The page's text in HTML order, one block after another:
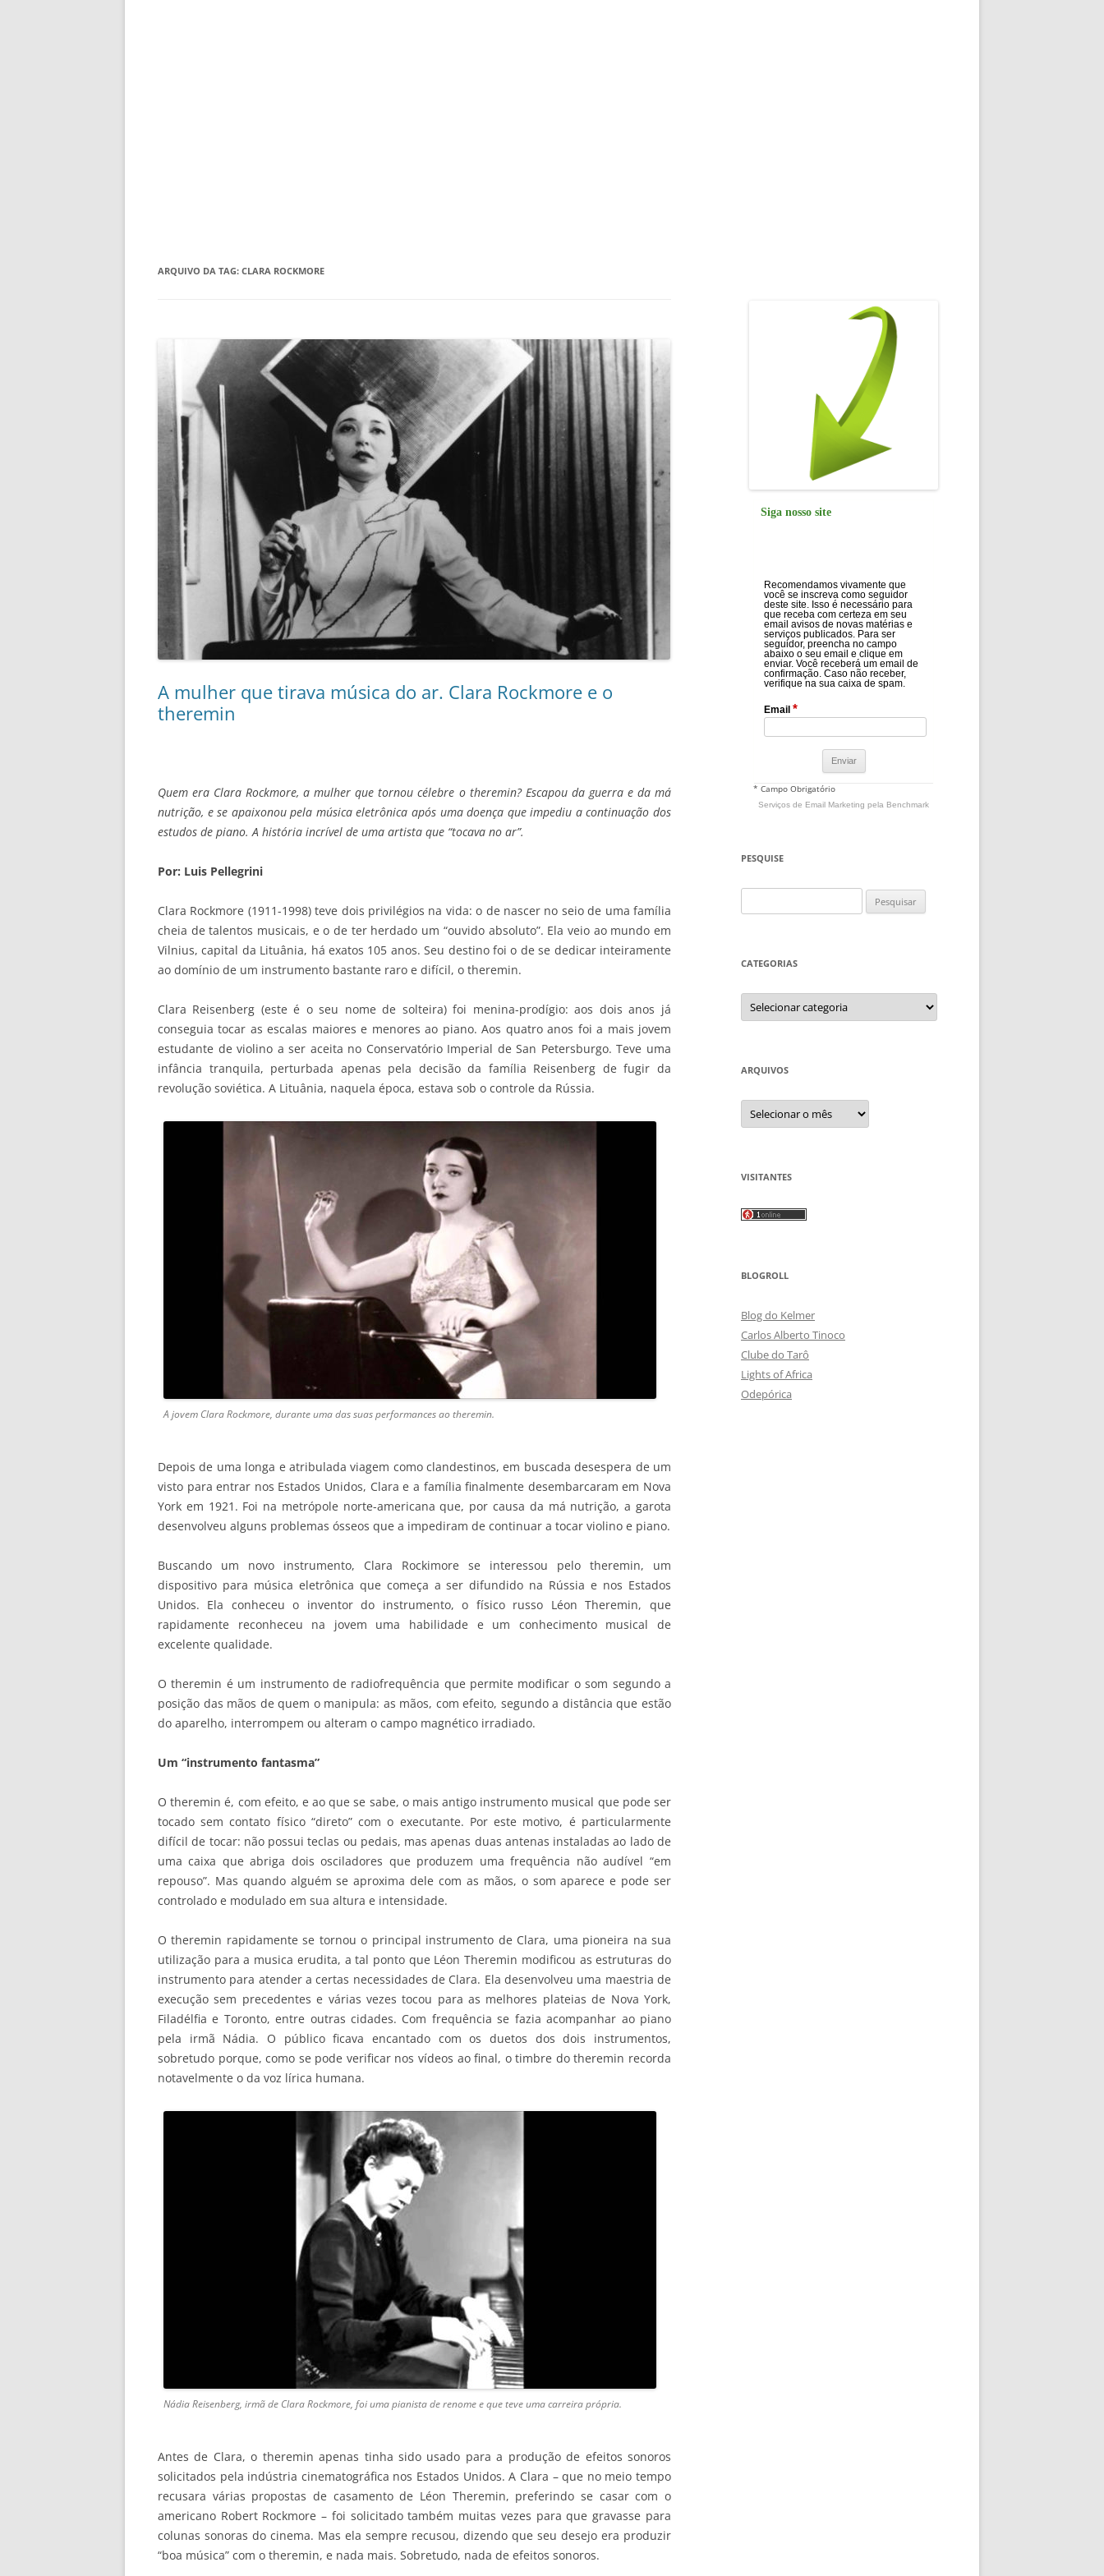
ARQUIVO DA TAG: CLARA ROCKMORE
A mulher que tirava música do ar. Clara Rockmore e o
theremin
Quem era Clara Rockmore, a mulher que tornou célebre o theremin? Escapou da guerra e da má
nutrição, e se apaixonou pela música eletrônica após uma doença que impediu a continuação dos
estudos de piano. A história incrível de uma artista que “tocava no ar”.
Por: Luis Pellegrini
Clara Rockmore (1911-1998) teve dois privilégios na vida: o de nascer no seio de uma família
cheia de talentos musicais, e o de ter herdado um “ouvido absoluto”. Ela veio ao mundo em
Vilnius, capital da Lituânia, há exatos 105 anos. Seu destino foi o de se dedicar inteiramente
ao domínio de um instrumento bastante raro e difícil, o theremin.
Clara Reisenberg (este é o seu nome de solteira) foi menina-prodígio: aos dois anos já
conseguia tocar as escalas maiores e menores ao piano. Aos quatro anos foi a mais jovem
estudante de violino a ser aceita no Conservatório Imperial de San Petersburgo. Teve uma
infância tranquila, perturbada apenas pela decisão da família Reisenberg de fugir da
revolução soviética. A Lituânia, naquela época, estava sob o controle da Rússia.
A jovem Clara Rockmore, durante uma das suas performances ao theremin.
Depois de uma longa e atribulada viagem como clandestinos, em buscada desespera de um
visto para entrar nos Estados Unidos, Clara e a família finalmente desembarcaram em Nova
York em 1921. Foi na metrópole norte-americana que, por causa da má nutrição, a garota
desenvolveu alguns problemas ósseos que a impediram de continuar a tocar violino e piano.
Buscando um novo instrumento, Clara Rockimore se interessou pelo theremin, um
dispositivo para música eletrônica que começa a ser difundido na Rússia e nos Estados
Unidos. Ela conheceu o inventor do instrumento, o físico russo Léon Theremin, que
rapidamente reconheceu na jovem uma habilidade e um conhecimento musical de
excelente qualidade.
O theremin é um instrumento de radiofrequência que permite modificar o som segundo a
posição das mãos de quem o manipula: as mãos, com efeito, segundo a distância que estão
do aparelho, interrompem ou alteram o campo magnético irradiado.
Um “instrumento fantasma”
O theremin é, com efeito, e ao que se sabe, o mais antigo instrumento musical que pode ser
tocado sem contato físico “direto” com o executante. Por este motivo, é particularmente
difícil de tocar: não possui teclas ou pedais, mas apenas duas antenas instaladas ao lado de
uma caixa que abriga dois osciladores que produzem uma frequência não audível “em
repouso”. Mas quando alguém se aproxima dele com as mãos, o som aparece e pode ser
controlado e modulado em sua altura e intensidade.
O theremin rapidamente se tornou o principal instrumento de Clara, uma pioneira na sua
utilização para a musica erudita, a tal ponto que Léon Theremin modificou as estruturas do
instrumento para atender a certas necessidades de Clara. Ela desenvolveu uma maestria de
execução sem precedentes e várias vezes tocou para as melhores plateias de Nova York,
Filadélfia e Toronto, entre outras cidades. Com frequência se fazia acompanhar ao piano
pela irmã Nádia. O público ficava encantado com os duetos dos dois instrumentos,
sobretudo porque, como se pode verificar nos vídeos ao final, o timbre do theremin recorda
notavelmente o da voz lírica humana.
Nádia Reisenberg, irmã de Clara Rockmore, foi uma pianista de renome e que teve uma carreira própria.
Antes de Clara, o theremin apenas tinha sido usado para a produção de efeitos sonoros
solicitados pela indústria cinematográfica nos Estados Unidos. A Clara – que no meio tempo
recusara várias propostas de casamento de Léon Theremin, preferindo se casar com o
americano Robert Rockmore – foi solicitado também muitas vezes para que gravasse para
colunas sonoras do cinema. Mas ela sempre recusou, dizendo que seu desejo era produzir
“boa música” com o theremin, e nada mais. Sobretudo, nada de efeitos sonoros.
Siga nosso site
Recomendamos vivamente que
você se inscreva como seguidor
deste site. Isso é necessário para
que receba com certeza em seu
email avisos de novas matérias e
serviços publicados. Para ser
seguidor, preencha no campo
abaixo o seu email e clique em
enviar. Você receberá um email de
confirmação. Caso não receber,
verifique na sua caixa de spam.
Email *
* Campo Obrigatório
Serviços de Email Marketing pela Benchmark
PESQUISE
por:
CATEGORIAS
Categorias
ARQUIVOS
Arquivos
VISITANTES
BLOGROLL
Blog do Kelmer
Carlos Alberto Tinoco
Clube do Tarô
Lights of Africa
Odepórica